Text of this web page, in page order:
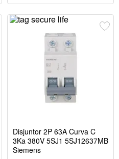
Disjuntor 2P 63A Curva C
3Ka 380V 5SJ1 5SJ12637MB
Siemens